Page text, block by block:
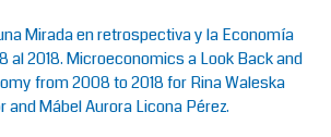
Mirada en retrospectiva y la Economía
al 2018. Microeconomics a Look Back and
from 2008 to 2018 for Rina Waleska
and Mábel Aurora Licona Pérez.